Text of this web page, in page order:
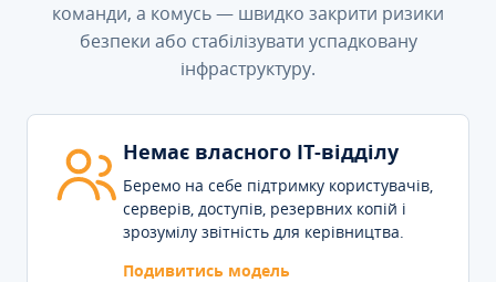
команди, а комусь — швидко закрити ризики
безпеки або стабілізувати успадковану
інфраструктуру.
Немає власного IT-відділу
Беремо на себе підтримку користувачів,
серверів, доступів, резервних копій і
зрозумілу звітність для керівництва.
Подивитись модель